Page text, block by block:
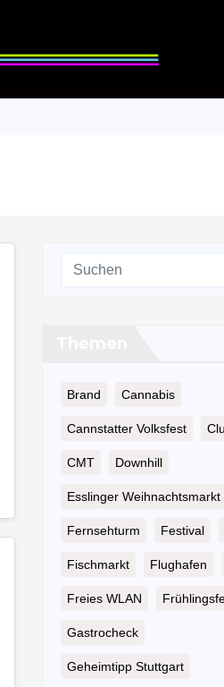
Brand Cannabis
Cannstatter Volksfest
CMT Downhill
Esslinger Weihnachtsmarkt
Fernsehturm Festival
Fischmarkt Flughafen
Freies WLAN
Gastrocheck
Geheimtipp Stuttgart